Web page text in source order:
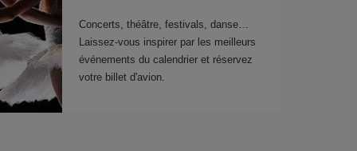
Concerts, théâtre, festivals, danse…
Laissez-vous inspirer par les meilleurs
événements du calendrier et réservez
votre billet d'avion.